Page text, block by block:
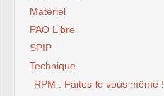
Matériel
PAO Libre
SPIP
Technique
RPM : Faites-le vous même !